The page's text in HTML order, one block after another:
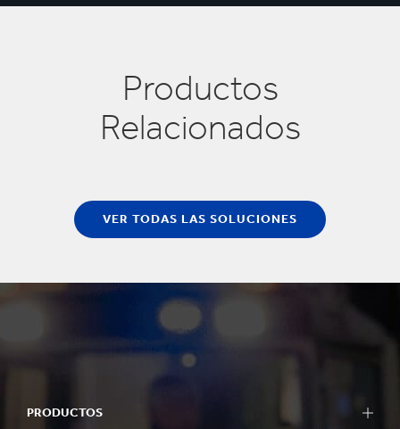
Productos
Relacionados
VER TODAS LAS SOLUCIONES
PRODUCTOS